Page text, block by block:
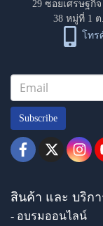
29 ซอยเศรษฐกิ
38 หมู่ที่ 1
โทร
Subscribe
สินค้า และ บริก
- อบรมออนไลน์